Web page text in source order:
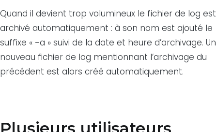
Quand il devient trop volumineux le fichier de log est
archivé automatiquement : à son nom est ajouté le
suffixe « -a » suivi de la date et heure d’archivage. Un
nouveau fichier de log mentionnant l’archivage du
précédent est alors créé automatiquement.